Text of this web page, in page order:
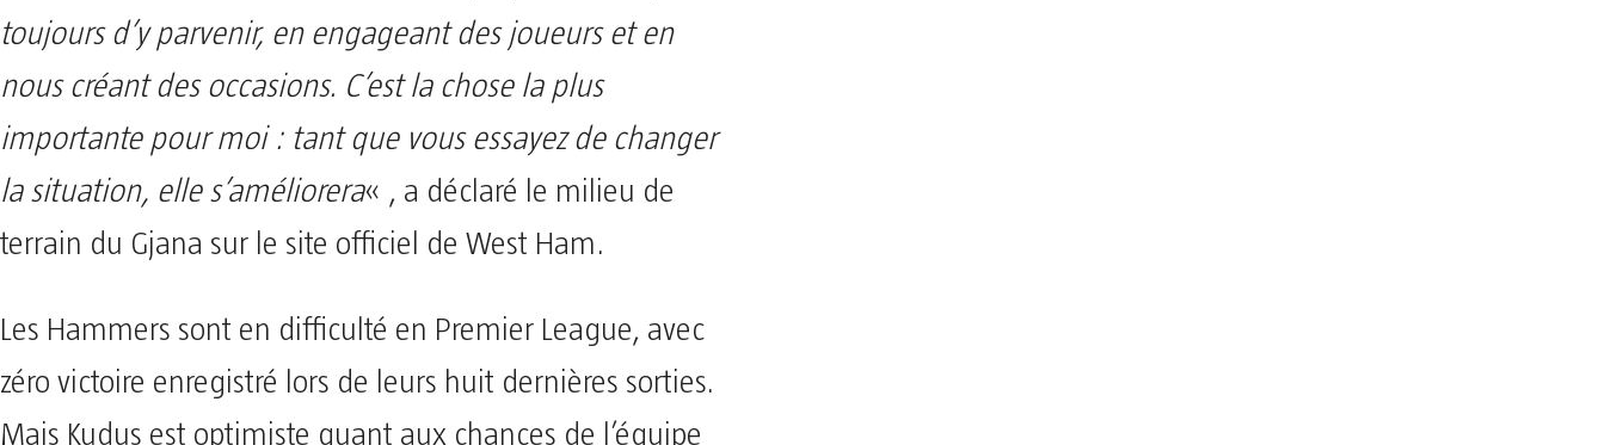
toujours d’y parvenir, en engageant des joueurs et en
nous créant des occasions. C’est la chose la plus
importante pour moi : tant que vous essayez de changer
la situation, elle s’améliorera« , a déclaré le milieu de
terrain du Gjana sur le site officiel de West Ham.
Les Hammers sont en difficulté en Premier League, avec
zéro victoire enregistré lors de leurs huit dernières sorties.
Mais Kudus est optimiste quant aux chances de l’équipe